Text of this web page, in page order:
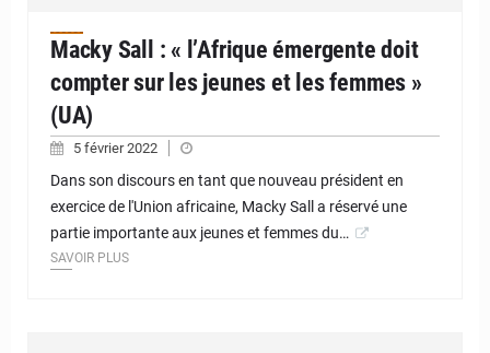
Macky Sall : « l’Afrique émergente doit
compter sur les jeunes et les femmes »
(UA)
5 février 2022
Dans son discours en tant que nouveau président en
exercice de l'Union africaine, Macky Sall a réservé une
partie importante aux jeunes et femmes du…
SAVOIR PLUS